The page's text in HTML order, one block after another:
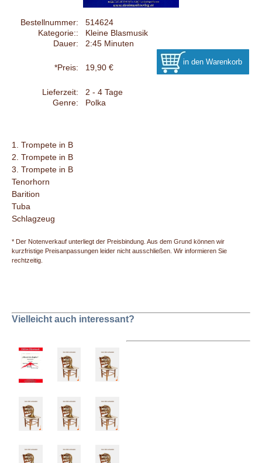
Bestellnummer:
514624
Kategorie::
Kleine Blasmusik
Dauer:
2:45 Minuten
*Preis: 19,90 €
Lieferzeit:
2 - 4 Tage
Genre:
Polka
1. Trompete in B
2. Trompete in B
3. Trompete in B
Tenorhorn
Barition
Tuba
Schlagzeug
* Der Notenverkauf unterliegt der Preisbindung. Aus dem Grund können wir
kurzfristige Preisanpassungen leider nicht ausschließen. Wir informieren Sie
rechtzeitig.
Vielleicht auch interessant?